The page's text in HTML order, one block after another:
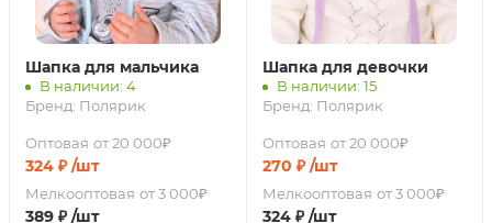
Шапка для мальчика
В наличии: 4
Бренд: Полярик
Оптовая от 20 000₽
324 ₽ /шт
Мелкооптовая от 3 000₽
389 ₽ /шт
Шапка для девочки
В наличии: 15
Бренд: Полярик
Оптовая от 20 000₽
270 ₽ /шт
Мелкооптовая от 3 000₽
324₽ /шт